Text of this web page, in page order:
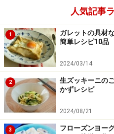
※記事内容は執筆時点のものです
い。
※衛生面および保存状態に起因し
す場合があります。必ず清潔な
べく早めにお召し上がりくださ
法に注意してください。
【編集部おすすめの購入サイト】
人気記事
1
ガレットの具材
簡単レシピ10品
2024/03/14
2
生ズッキーニの
かずレシピ
2024/08/21
3
フローズンヨー